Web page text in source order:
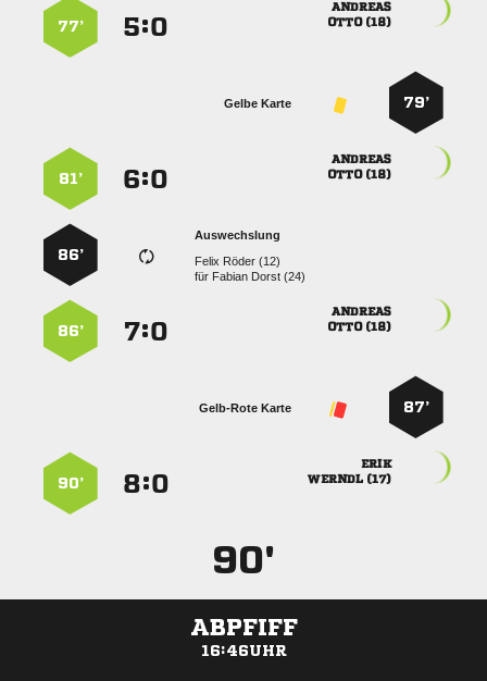

 
:
77’
79’
Gelbe Karte

 
:
81’
Auswechslung
  
für   
86’

 
:
86’
87’
Gelb-Rote Karte

 
:
90’
90'
ABPFIFF
16:46UHR